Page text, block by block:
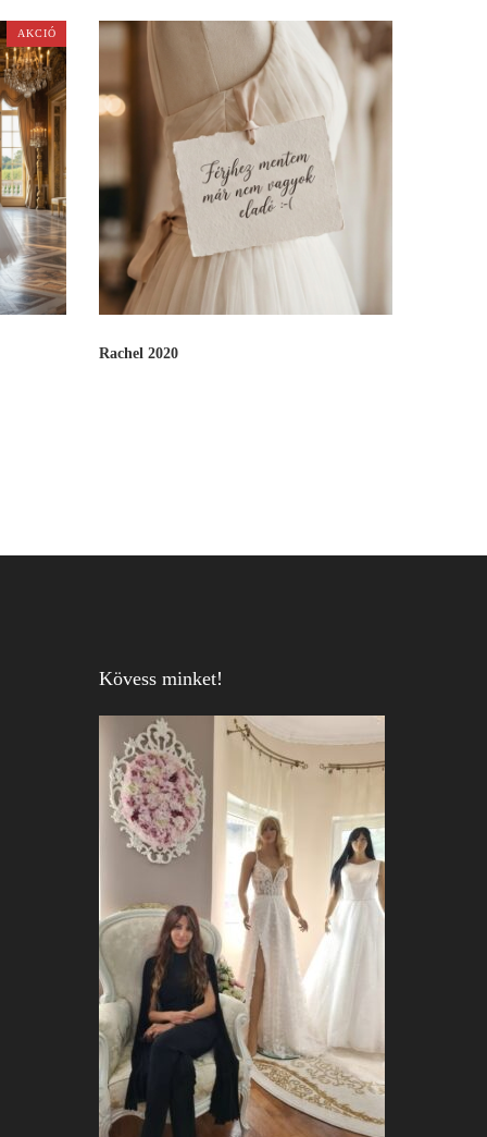
AKCIÓ
Rachel 2020
Kövess minket!